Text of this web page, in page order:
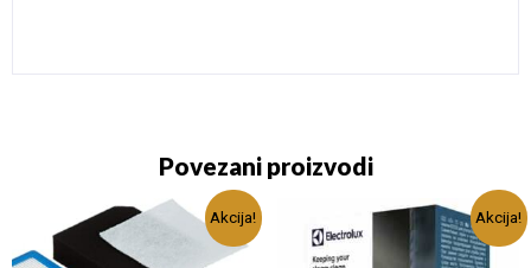
Povezani proizvodi
Akcija! Akcija!